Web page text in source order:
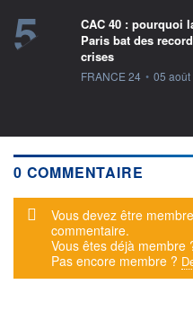
5
CAC 40 : pourquoi
Paris bat des
crises
information fournie par
FRANCE 24 • 05 août
0 COMMENTAIRE
Message d'alerte
Vous devez être
commentaire.
Vous êtes déjà membre
Pas encore membre ?